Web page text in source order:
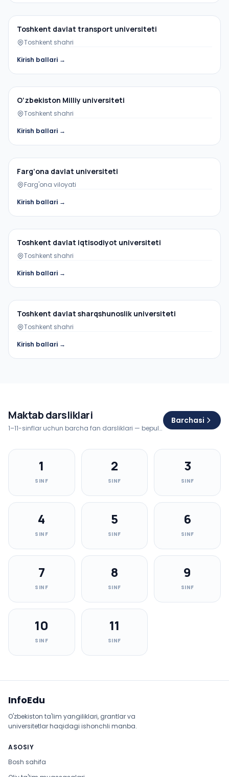
Davlat oliygohi
Toshkent davlat transport universiteti
Toshkent shahri
Kirish ballari →
Davlat oliygohi
O‘zbekiston Milliy universiteti
Toshkent shahri
Kirish ballari →
Davlat oliygohi
Farg‘ona davlat universiteti
Farg'ona viloyati
Kirish ballari →
Davlat oliygohi
Toshkent davlat iqtisodiyot universiteti
Toshkent shahri
Kirish ballari →
Davlat oliygohi
Toshkent davlat sharqshunoslik universiteti
Toshkent shahri
Kirish ballari →
Maktab darsliklari
1–11-sinflar uchun barcha fan darsliklari — bepul PDF yuklab olish
Barchasi
1
SINF
2
SINF
3
SINF
4
SINF
5
SINF
6
SINF
7
SINF
8
SINF
9
SINF
10
SINF
11
SINF
InfoEdu
O'zbekiston ta'lim yangiliklari, grantlar va
universitetlar haqidagi ishonchli manba.
ASOSIY
Bosh sahifa